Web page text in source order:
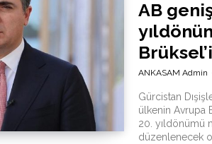
AB
ANKASAM Admin
Gürcistan
ülkenin Avrupa
20. yıldönümü
düzenlenecek